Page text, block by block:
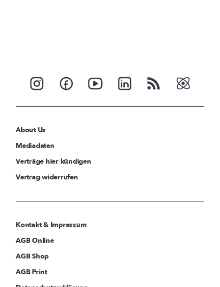
About Us
Mediadaten
Verträge hier kündigen
Vertrag widerrufen
Kontakt & Impressum
AGB Online
AGB Shop
AGB Print